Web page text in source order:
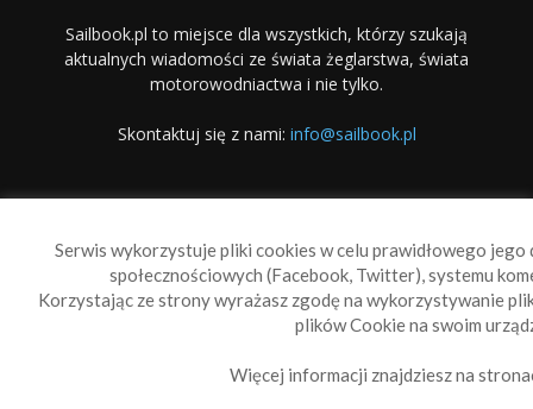
Sailbook.pl to miejsce dla wszystkich, którzy szukają
aktualnych wiadomości ze świata żeglarstwa, świata
motorowodniactwa i nie tylko.
Skontaktuj się z nami: info@sailbook.pl
Reklama
Polityka prywatności
Serwis wykorzystuje pliki cookies w celu prawidłowego
społecznościowych (Facebook, Twitter), systemu
Korzystając ze strony wyrażasz zgodę na wykorzystywanie
plików Cookie na swoim
Więcej informacji znajdziesz na